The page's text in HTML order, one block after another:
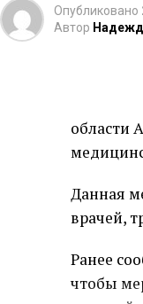
Опубликовано
Автор
области
Данная
врачей,
Ранее
чтобы